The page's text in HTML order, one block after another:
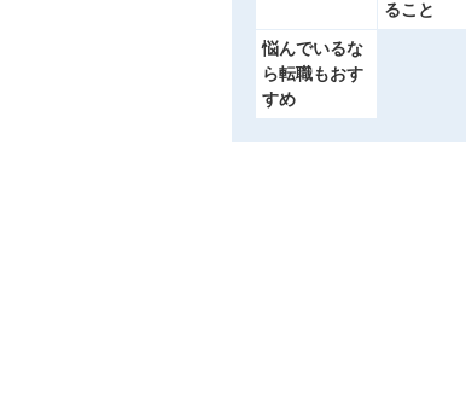
ること
悩んでいるな
ら転職もおす
すめ